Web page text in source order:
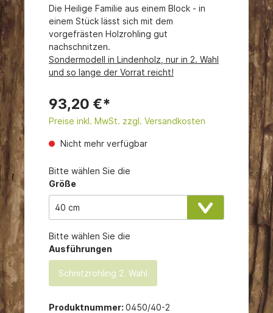
Die Heilige Familie aus einem Block - in
einem Stück lässt sich mit dem
vorgefrästen Holzrohling gut
nachschnitzen.
Sondermodell in Lindenholz, nur in 2. Wahl
und so lange der Vorrat reicht!
93,20 €*
Preise inkl. MwSt. zzgl. Versandkosten
Nicht mehr verfügbar
Bitte wählen Sie die
Größe
Bitte wählen Sie die
Ausführungen
Schnitzrohling 2. Wahl
Produktnummer: 0450/40-2